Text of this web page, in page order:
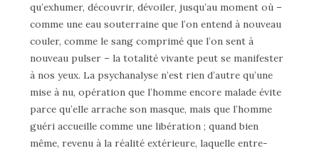
qu’exhumer, découvrir, dévoiler, jusqu’au moment où –
comme une eau souterraine que l’on entend à nouveau
couler, comme le sang comprimé que l’on sent à
nouveau pulser – la totalité vivante peut se manifester
à nos yeux. La psychanalyse n’est rien d’autre qu’une
mise à nu, opération que l’homme encore malade évite
parce qu’elle arrache son masque, mais que l’homme
guéri accueille comme une libération ; quand bien
même, revenu à la réalité extérieure, laquelle entre-